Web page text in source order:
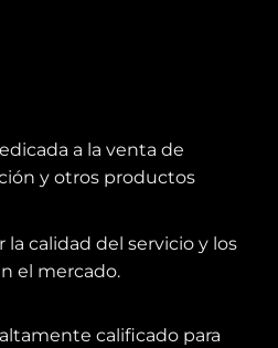
a la venta de
y otros productos
la calidad del servicio y los
el mercado.
calificado para